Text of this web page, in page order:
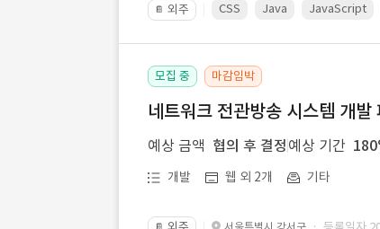
📔 외주 CSS Java JavaScript
모집 중 마감임박
네트워크 전관방송 시스템 개
예상 금액 협의 후 결정 예상 기간 180
개발 웹 외 2개 기타